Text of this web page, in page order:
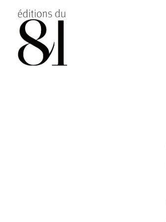
contenu